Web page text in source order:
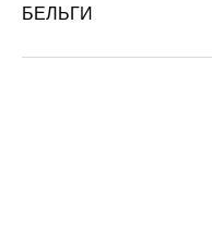
БЕЛЬГИ